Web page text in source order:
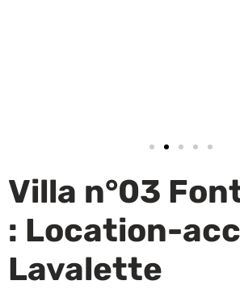
Villa n°03
: Location-
Lavalette